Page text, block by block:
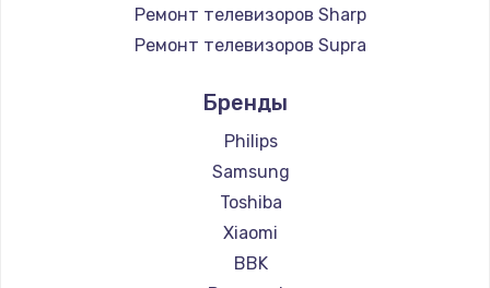
Замена шим-контроллера
Заказать
Настройка Wi-Fi
1030 руб.
Заказать
Ремонт телевизоров Sharp
Ремонт телевизоров Supra
Ремонт телевизоров Hisense
Ремонт телевизоров Daewoo
Ремонт телевизоров Centek
Ремонт телевизоров Telefunken
Ремонт телевизоров Hyundai
Ремонт телевизоров Doffler
Бренды
Philips
Samsung
Toshiba
Xiaomi
BBK